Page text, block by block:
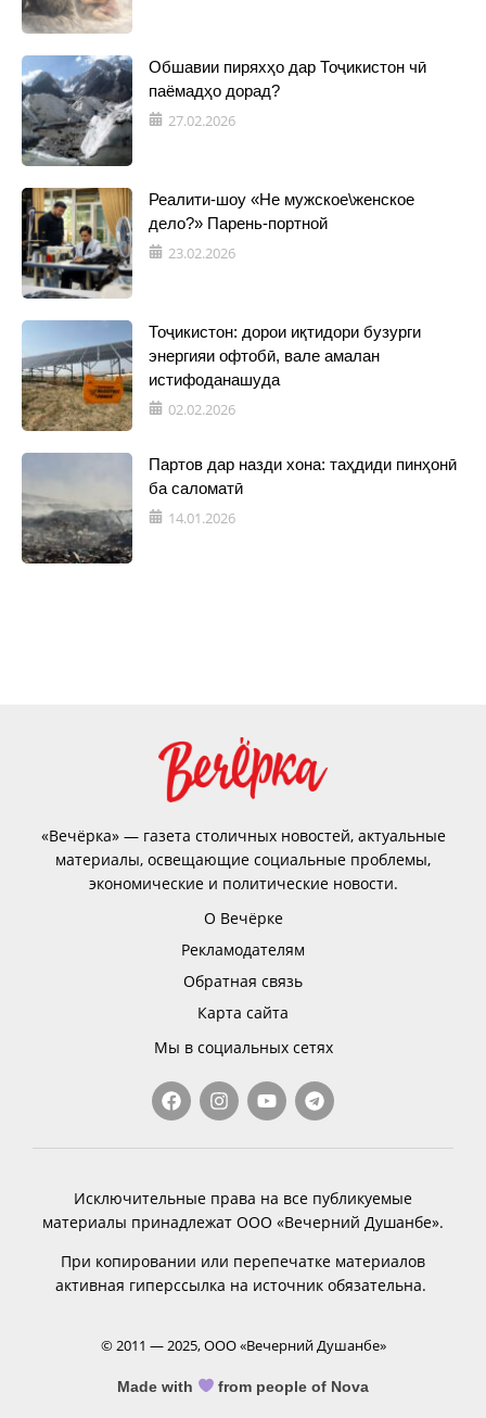
Обшавии пиряхҳо дар Тоҷикистон чӣ
паёмадҳо дорад?
27.02.2026
Реалити-шоу «Не мужское\женское
дело?» Парень-портной
23.02.2026
Тоҷикистон: дорои иқтидори бузурги
энергияи офтобӣ, вале амалан
истифоданашуда
02.02.2026
Партов дар назди хона: таҳдиди пинҳонӣ
ба саломатӣ
14.01.2026
«Вечёрка» — газета столичных новостей, актуальные
материалы, освещающие социальные проблемы,
экономические и политические новости.
О Вечёрке
Рекламодателям
Обратная связь
Карта сайта
Мы в социальных сетях
Исключительные права на все публикуемые
материалы принадлежат ООО «Вечерний Душанбе».
При копировании или перепечатке материалов
активная гиперссылка на источник обязательна.
© 2011 — 2025, ООО «Вечерний Душанбе»
Made with from people of Nova